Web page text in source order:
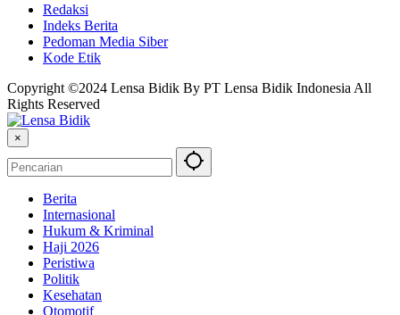
Redaksi
Indeks Berita
Pedoman Media Siber
Kode Etik
Copyright ©2024 Lensa Bidik By PT Lensa Bidik Indonesia All
Rights Reserved
×
Berita
Internasional
Hukum & Kriminal
Haji 2026
Peristiwa
Politik
Kesehatan
Otomotif